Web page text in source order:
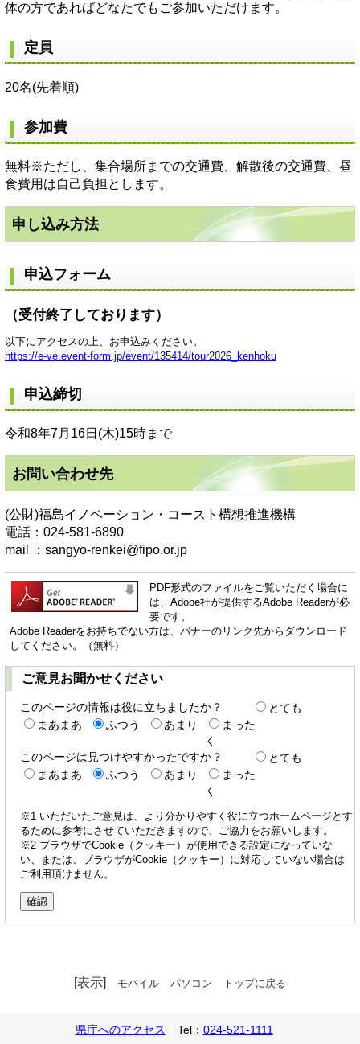
体の方であればどなたでもご参加いただけます。
定員
20名(先着順)
参加費
無料※ただし、集合場所までの交通費、解散後の交通費、昼
食費用は自己負担とします。
申し込み方法
申込フォーム
（受付終了しております）
以下にアクセスの上、お申込みください。
https://e-ve.event-form.jp/event/135414/tour2026_kenhoku
申込締切
令和8年7月16日(木)15時まで
お問い合わせ先
(公財)福島イノベーション・コースト構想推進機構
電話：024-581-6890
mail ：sangyo-renkei@fipo.or.jp
PDF形式のファイルをご覧いただく場合に
は、Adobe社が提供するAdobe Readerが必
要です。
Adobe Readerをお持ちでない方は、バナーのリンク先からダウンロード
してください。（無料）
ご意見お聞かせください
このページの情報は役に立ちましたか？
とても
まあまあ
ふつう あまり
まった
く
このページは見つけやすかったですか？
とても
まあまあ
ふつう あまり
まった
く
※1 いただいたご意見は、より分かりやすく役に立つホームページとす
るために参考にさせていただきますので、ご協力をお願いします。
※2 ブラウザでCookie（クッキー）が使用できる設定になっていな
い、または、ブラウザがCookie（クッキー）に対応していない場合は
ご利用頂けません。
[表示] モバイル パソコン トップに戻る
県庁へのアクセス Tel： 024-521-1111